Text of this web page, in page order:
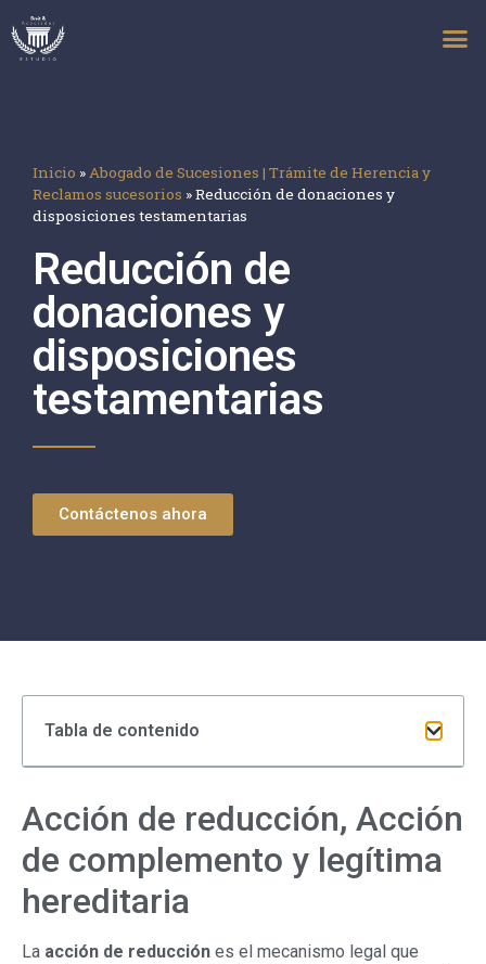
Inicio »Abogado de Sucesiones | Trámite de Herencia y
Reclamos sucesorios »Reducción de donaciones y
disposiciones testamentarias
Reducción de
donaciones y
disposiciones
testamentarias
Contáctenos ahora
Tabla de contenido
Acción de reducción, Acción
de complemento y legítima
hereditaria
La acción de reducción es el mecanismo legal que